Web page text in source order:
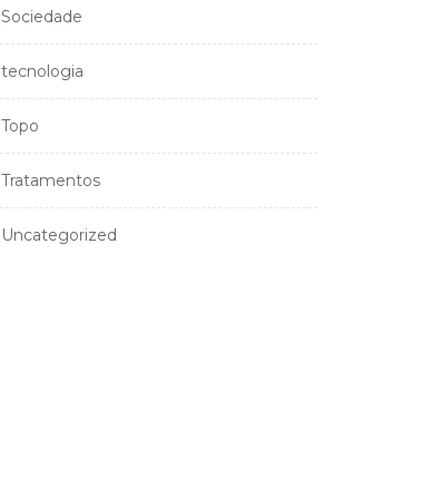
Sociedade
tecnologia
Topo
Tratamentos
Uncategorized